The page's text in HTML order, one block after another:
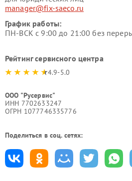
manager@fix-saeco.ru
График работы:
ПН-ВСК с 9:00 до 21:00 без
Рейтинг сервисного центра
4.9-5.0
ООО "Русервис"
ИНН 7702633247
ОГРН 1077746335776
Поделиться в соц. сетях: